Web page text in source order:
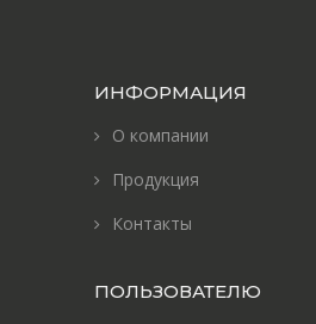
ИНФОРМАЦИЯ
О компании
Продукция
Контакты
ПОЛЬЗОВАТЕЛЮ